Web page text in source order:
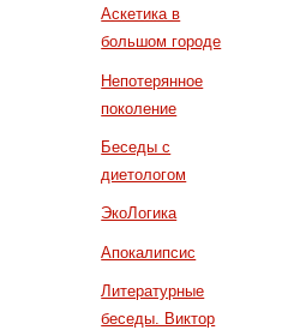
Аскетика в
большом городе
Непотерянное
поколение
Беседы с
диетологом
ЭкоЛогика
Апокалипсис
Литературные
беседы. Виктор